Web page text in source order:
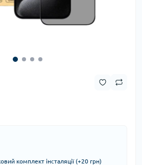
комплект інсталяції (+20 грн)